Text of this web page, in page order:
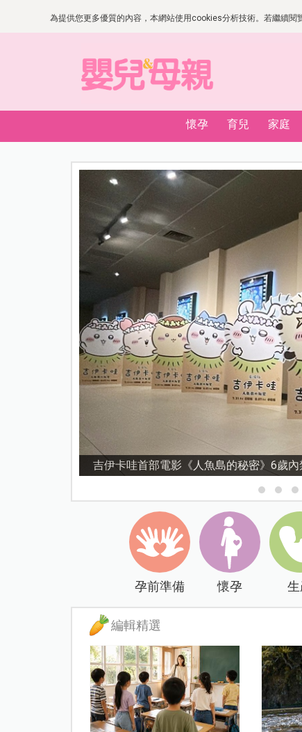
為提供您更多優質的內容，本網站使用cookies分析技術。若繼續
懷孕 育兒 家庭
資優教育15問！師鐸獎名師陳宥妤：資優
孕前準備 懷孕
編輯精選